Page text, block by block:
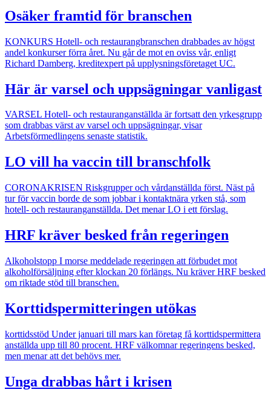
Osäker framtid för branschen
KONKURS Hotell- och restaurangbranschen drabbades av högst
andel konkurser förra året. Nu går de mot en oviss vår, enligt
Richard Damberg, kreditexpert på upplysningsföretaget UC.
Här är varsel och uppsägningar vanligast
VARSEL Hotell- och restauranganställda är fortsatt den yrkesgrupp
som drabbas värst av varsel och uppsägningar, visar
Arbetsförmedlingens senaste statistik.
LO vill ha vaccin till branschfolk
CORONAKRISEN Riskgrupper och vårdanställda först. Näst på
tur för vaccin borde de som jobbar i kontaktnära yrken stå, som
hotell- och restauranganställda. Det menar LO i ett förslag.
HRF kräver besked från regeringen
Alkoholstopp I morse meddelade regeringen att förbudet mot
alkoholförsäljning efter klockan 20 förlängs. Nu kräver HRF besked
om riktade stöd till branschen.
Korttidspermitteringen utökas
korttidsstöd Under januari till mars kan företag få korttidspermittera
anställda upp till 80 procent. HRF välkomnar regeringens besked,
men menar att det behövs mer.
Unga drabbas hårt i krisen